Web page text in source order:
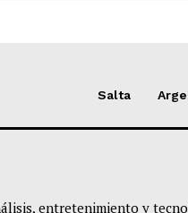
Salta
entretenimiento y